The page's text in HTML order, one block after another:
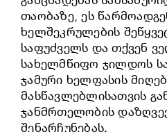
თაობაზე, ეს
ხელშეკრულების
საფუძველს და თქვენ
სახელმწიფო ჯილდოს
ჯამური ხელფასის
მასწავლებლისათვის
ჯანმრთელობის
შენარჩუნებას.